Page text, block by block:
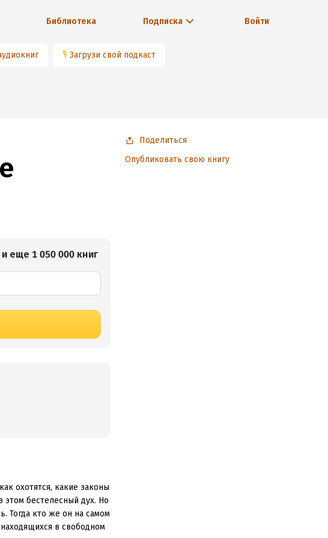
Библиотека Подписка Войти
🎙 Загрузи свой подкаст
еще 1 050 000 книг
охотятся, какие законы
этом бестелесный дух. Но
Тогда кто же он на самом
в свободном
Поделиться
Опубликовать свою книгу